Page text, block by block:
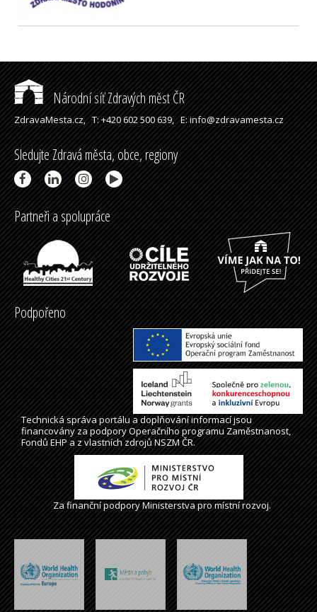
Národní síť Zdravých měst ČR
ZdravaMesta.cz,T: +420 602 500 639,E: info@zdravamesta.cz
Sledujte Zdravá města, obce, regiony
Partneři a spolupráce
Podpořeno
Technická správaportálua doplňování informací jsou
financovány za podpory Operačního programu Zaměstnanost,
Fondů EHP a z vlastních zdrojů NSZM ČR.
Za finanční podpory Ministerstva pro místní rozvoj.